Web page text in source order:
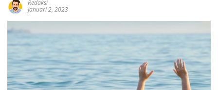
Redaksi
Januari 2, 2023